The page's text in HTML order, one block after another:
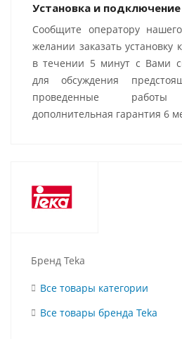
Установка и подключение
Сообщите оператору
желании заказать установку
в течении 5 минут с Вами
для обсуждения
проведенные работы
дополнительная гарантия 6
Бренд Teka
Все товары категории
Все товары бренда Teka